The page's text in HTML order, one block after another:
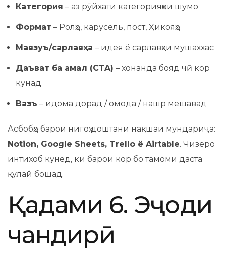
Категория – аз рӯйхати категорияҳои шумо
Формат – Ролҳо, карусель, пост, Ҳикояҳо
Мавзуъ/сарлавҳа – идея ё сарлавҳаи мушаххас
Даъват ба амал (CTA) – хонанда бояд чӣ кор
кунад
Вазъ – идома дорад / омода / нашр мешавад
Асбобҳо барои нигоҳ доштани нақшаи мундариҷа:
Notion, Google Sheets, Trello ё Airtable. Чизеро
интихоб кунед, ки барои кор бо тамоми даста
қулай бошад.
Қадами 6. Эҷоди
чандирӣ